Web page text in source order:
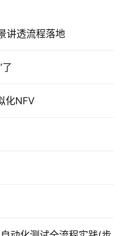
讲透流程落地
化NFV